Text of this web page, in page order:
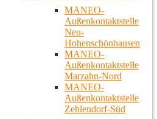
MANEO-
Außenkontaktstelle
Neu-
Hohenschönhausen
MANEO-
Außenkontaktstelle
Marzahn-Nord
MANEO-
Außenkontaktstelle
Zehlendorf-Süd